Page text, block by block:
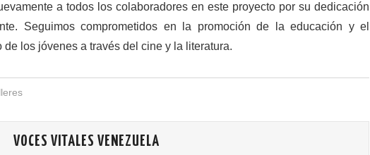
a todos los colaboradores en este proyecto por su dedicación
Seguimos comprometidos en la promoción de la educación y el
de los jóvenes a través del cine y la literatura.
VOCES VITALES VENEZUELA